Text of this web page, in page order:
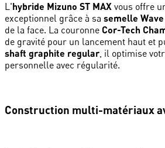
L'hybride Mizuno ST MAX vous offre
exceptionnel grâce à sa semelle Wave
de la face. La couronne Cor-Tech
de gravité pour un lancement haut et
shaft graphite regular, il optimise
personnelle avec régularité.
Construction multi-matériaux